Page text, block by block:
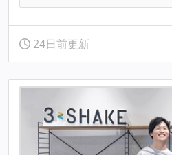
24日前更新